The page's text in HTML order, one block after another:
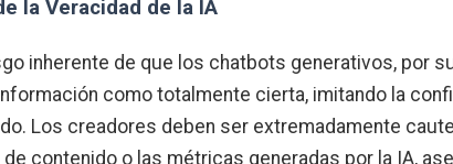
la Veracidad de la IA
inherente de que los chatbots generativos, por
como totalmente cierta, imitando la
Los creadores deben ser extremadamente
contenido o las métricas generadas por la IA,